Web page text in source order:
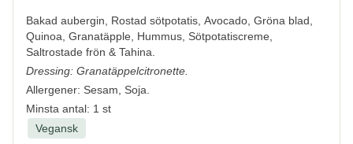
Bakad aubergin, Rostad sötpotatis, Avocado, Gröna blad,
Quinoa, Granatäpple, Hummus, Sötpotatiscreme,
Saltrostade frön & Tahina.
Dressing: Granatäppelcitronette.
Allergener: Sesam, Soja.
Minsta antal: 1 st
Vegansk